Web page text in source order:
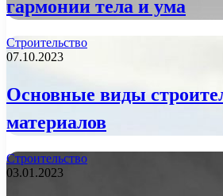
гармонии тела и ума
Строительство
07.10.2023
Основные виды
материалов
Строительство
03.01.2023